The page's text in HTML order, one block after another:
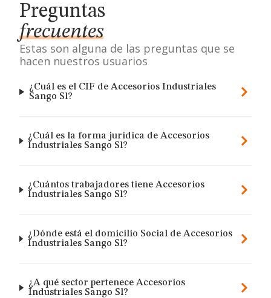
Preguntas
frecuentes
Estas son alguna de las preguntas que se
hacen nuestros usuarios
¿Cuál es el CIF de Accesorios Industriales
Sango Sl?
¿Cuál es la forma jurídica de Accesorios
Industriales Sango Sl?
¿Cuántos trabajadores tiene Accesorios
Industriales Sango Sl?
¿Dónde está el domicilio Social de Accesorios
Industriales Sango Sl?
¿A qué sector pertenece Accesorios
Industriales Sango Sl?